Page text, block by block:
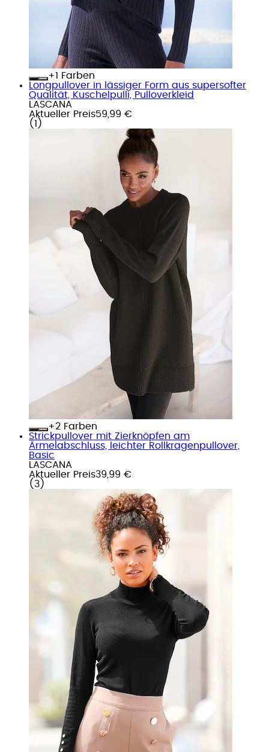
+
Farben
Longpullover in lässiger Form aus supersofter
Qualität, Kuschelpulli, Pulloverkleid
LASCANA
Aktueller Preis59,99 €
( 1 )
+
Farben
Strickpullover mit Zierknöpfen am
Ärmelabschluss, leichter Rollkragenpullover,
Basic
LASCANA
Aktueller Preis39,99 €
( 3 )